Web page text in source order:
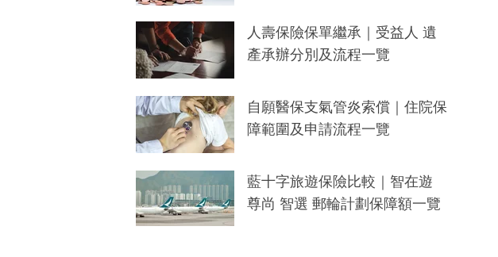
人壽保險保單繼承｜受益人 遺
產承辦分別及流程一覽
自願醫保支氣管炎索償｜住院保
障範圍及申請流程一覽
藍十字旅遊保險比較｜智在遊
尊尚 智選 郵輪計劃保障額一覽